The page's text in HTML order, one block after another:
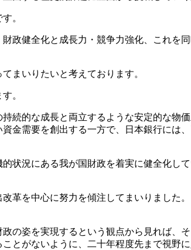
。
健全化と成長力・競争力強化、これを
まいりたいと考えております。
。
的な成長と両立するような安定的な物
金需要を創出する一方で、日本銀行には
況にある我が国財政を着実に健全化し
を中心に努力を傾注してまいりました
姿を実現するという観点から見れば、
とがないように、二十年程度先まで視野